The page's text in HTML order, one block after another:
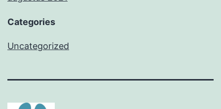
Categories
Uncategorized